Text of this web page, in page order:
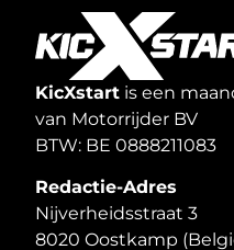
KicXstart is een
van Motorrijder BV
BTW: BE 0888211083
Redactie-Adres
Nijverheidsstraat 3
8020 Oostkamp